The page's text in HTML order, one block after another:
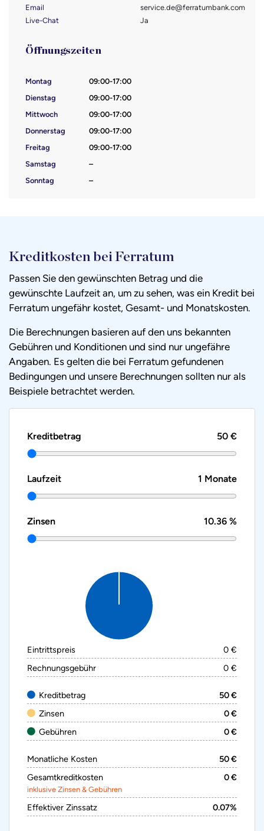
Email
service.de@ferratumbank.com
Live-Chat
Ja
Öffnungszeiten
Montag
09:00-17:00
Dienstag
09:00-17:00
Mittwoch
09:00-17:00
Donnerstag
09:00-17:00
Freitag
09:00-17:00
Samstag
–
Sonntag
–
Kreditkosten bei Ferratum
Passen Sie den gewünschten Betrag und die
gewünschte Laufzeit an, um zu sehen, was ein Kredit bei
Ferratum ungefähr kostet, Gesamt- und Monatskosten.
Die Berechnungen basieren auf den uns bekannten
Gebühren und Konditionen und sind nur ungefähre
Angaben. Es gelten die bei Ferratum gefundenen
Bedingungen und unsere Berechnungen sollten nur als
Beispiele betrachtet werden.
Kreditbetrag 50 €
Laufzeit 1 Monate
Zinsen 10.36 %
Eintrittspreis
0 €
Rechnungsgebühr
0 €
Kreditbetrag
50 €
Zinsen
0 €
Gebühren
0 €
Monatliche Kosten
50 €
Gesamtkreditkosten
inklusive Zinsen & Gebühren
0 €
Effektiver Zinssatz 0.07%